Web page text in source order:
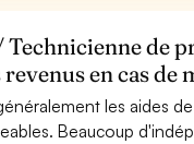
Technicienne de
en cas de
les aides
Beaucoup